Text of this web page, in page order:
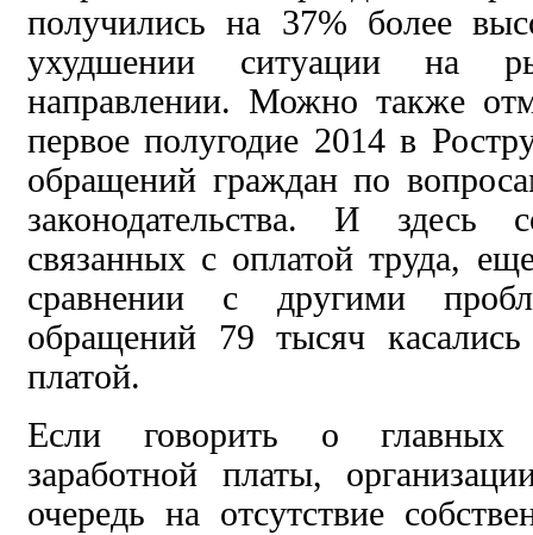
получились на 37% более
ухудшении ситуации на
направлении. Можно также
первое полугодие 2014 в
обращений граждан по
законодательства. И здесь
связанных с оплатой труда,
сравнении с другими
обращений 79 тысяч
платой.
Если говорить о главных
заработной платы,
очередь на отсутствие